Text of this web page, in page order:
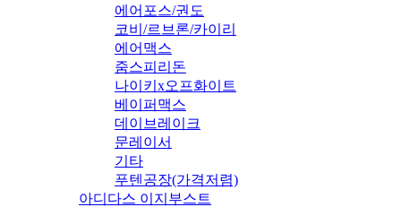
에어포스/권도
코비/르브론/카이리
에어맥스
줌스피리돈
나이키x오프화이트
베이퍼맥스
데이브레이크
문레이서
기타
푸텐공장(가격저렴)
아디다스 이지부스트